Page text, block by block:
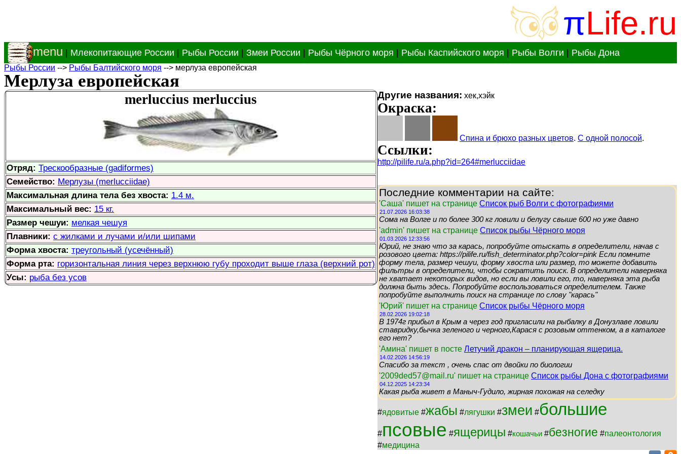
πLife.ru
menu Млекопитающие России Рыбы России Змеи России Рыбы Чёрного моря Рыбы Каспийского моря Рыбы Волги Рыбы Дона
Рыбы России --> Рыбы Балтийского моря --> мерлуза европейская
Мерлуза европейская
Другие названия: хек,хэйк
merluccius merluccius
Отряд: Трескообразные (gadiformes)
Семейство: Мерлузы (merlucciidae)
Максимальная длина тела без хвоста: 1.4 м.
Максимальный вес: 15 кг.
Размер чешуи: мелкая чешуя
Плавники: с жилками и лучами и/или шипами
Форма хвоста: треугольный (усечённый)
Форма рта: горизонтальная линия через верхнюю губу проходит выше глаза (верхний рот)
Усы: рыба без усов
Окраска:
Спина и брюхо разных цветов. С одной полосой.
Ссылки:
http://pilife.ru/a.php?id=264#merlucciidae
Последние комментарии на сайте:
'Саша' пишет на странице Список рыб Волги с фотографиями
21.07.2026 16:03:38
Сома на Волге и по более 300 кг ловили и белугу свыше 600 но уже давно
'admin' пишет на странице Список рыбы Чёрного моря
01.03.2026 12:33:56
Юрий, не знаю что за карась, попробуйте отыскать в определители, начав с
розового цвета: https://pilife.ru/fish_determinator.php?color=pink Если помните
форму тела, размер чешуи, форму хвоста или размер, то можете добавить
фильтры в определители, чтобы сократить поиск. В определители наверняка
не хватает некоторых видов, но если вы ловили его, то, наверняка эта рыба
должна быть здесь. Попробуйте воспользоваться определителем. Также
попробуйте выполнить поиск на странице по слову "карась"
'Юрий' пишет на странице Список рыбы Чёрного моря
28.02.2026 19:02:18
В 1974г прибыл в Крым а через год пригласили на рыбалку в Донузлаве ловили
ставридку,бычка зеленого и черного,Карася с розовым оттенком, а в каталоге
его нет?
'Амина' пишет в посте Летучий дракон – планирующая ящерица.
14.02.2026 14:56:19
Спасибо за текст , очень спас от двойки по биологии
'2009ded57@mail.ru' пишет на странице Список рыбы Дона с фотографиями
04.12.2025 14:23:34
Какая рыба живет в Маныч-Гудило, жирная похожая на селедку
#ядовитые #жабы #лягушки #змеи #большие
#псовые #ящерицы #кошачьи #безногие #палеонтология
#медицина